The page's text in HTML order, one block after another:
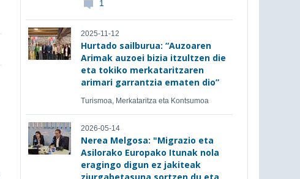
1
2025-11-12
Hurtado sailburua: “Auzoaren
Arimak auzoei bizia itzultzen die
eta tokiko merkataritzaren
arimari garrantzia ematen dio”
Turismoa, Merkataritza eta Kontsumoa
2026-05-14
Nerea Melgosa: "Migrazio eta
Asilorako Europako Itunak nola
eragingo digun ez jakiteak